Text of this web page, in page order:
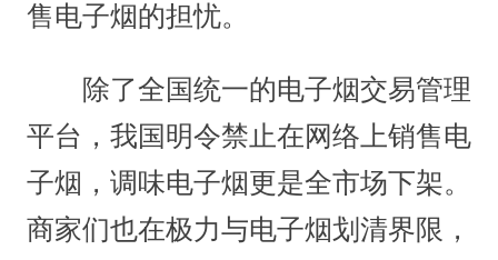
售电子烟的担忧。
除了全国统一的电子烟交易管理
平台，我国明令禁止在网络上销售电
子烟，调味电子烟更是全市场下架。
商家们也在极力与电子烟划清界限，